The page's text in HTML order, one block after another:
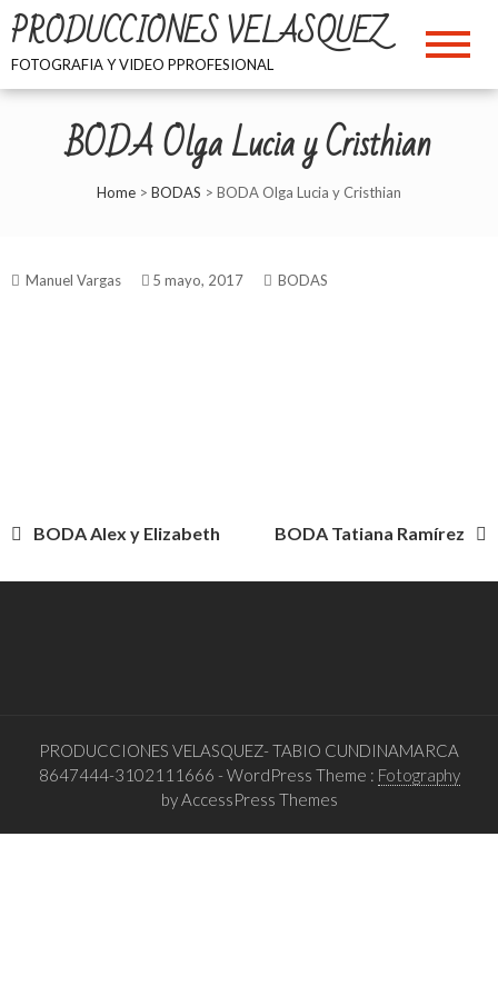
Skip
to
content
PRODUCCIONES VELASQUEZ
FOTOGRAFIA Y VIDEO PPROFESIONAL
BODA Olga Lucia y Cristhian
Home > BODAS > BODA Olga Lucia y Cristhian
Manuel Vargas 5 mayo, 2017 BODAS
Navegación
de
BODA Alex y Elizabeth BODA Tatiana Ramírez
PRODUCCIONES VELASQUEZ- TABIO CUNDINAMARCA
8647444-3102111666 - WordPress Theme : Fotography
by AccessPress Themes